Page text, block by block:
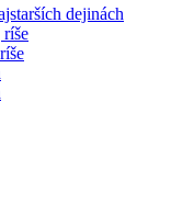
dejinách